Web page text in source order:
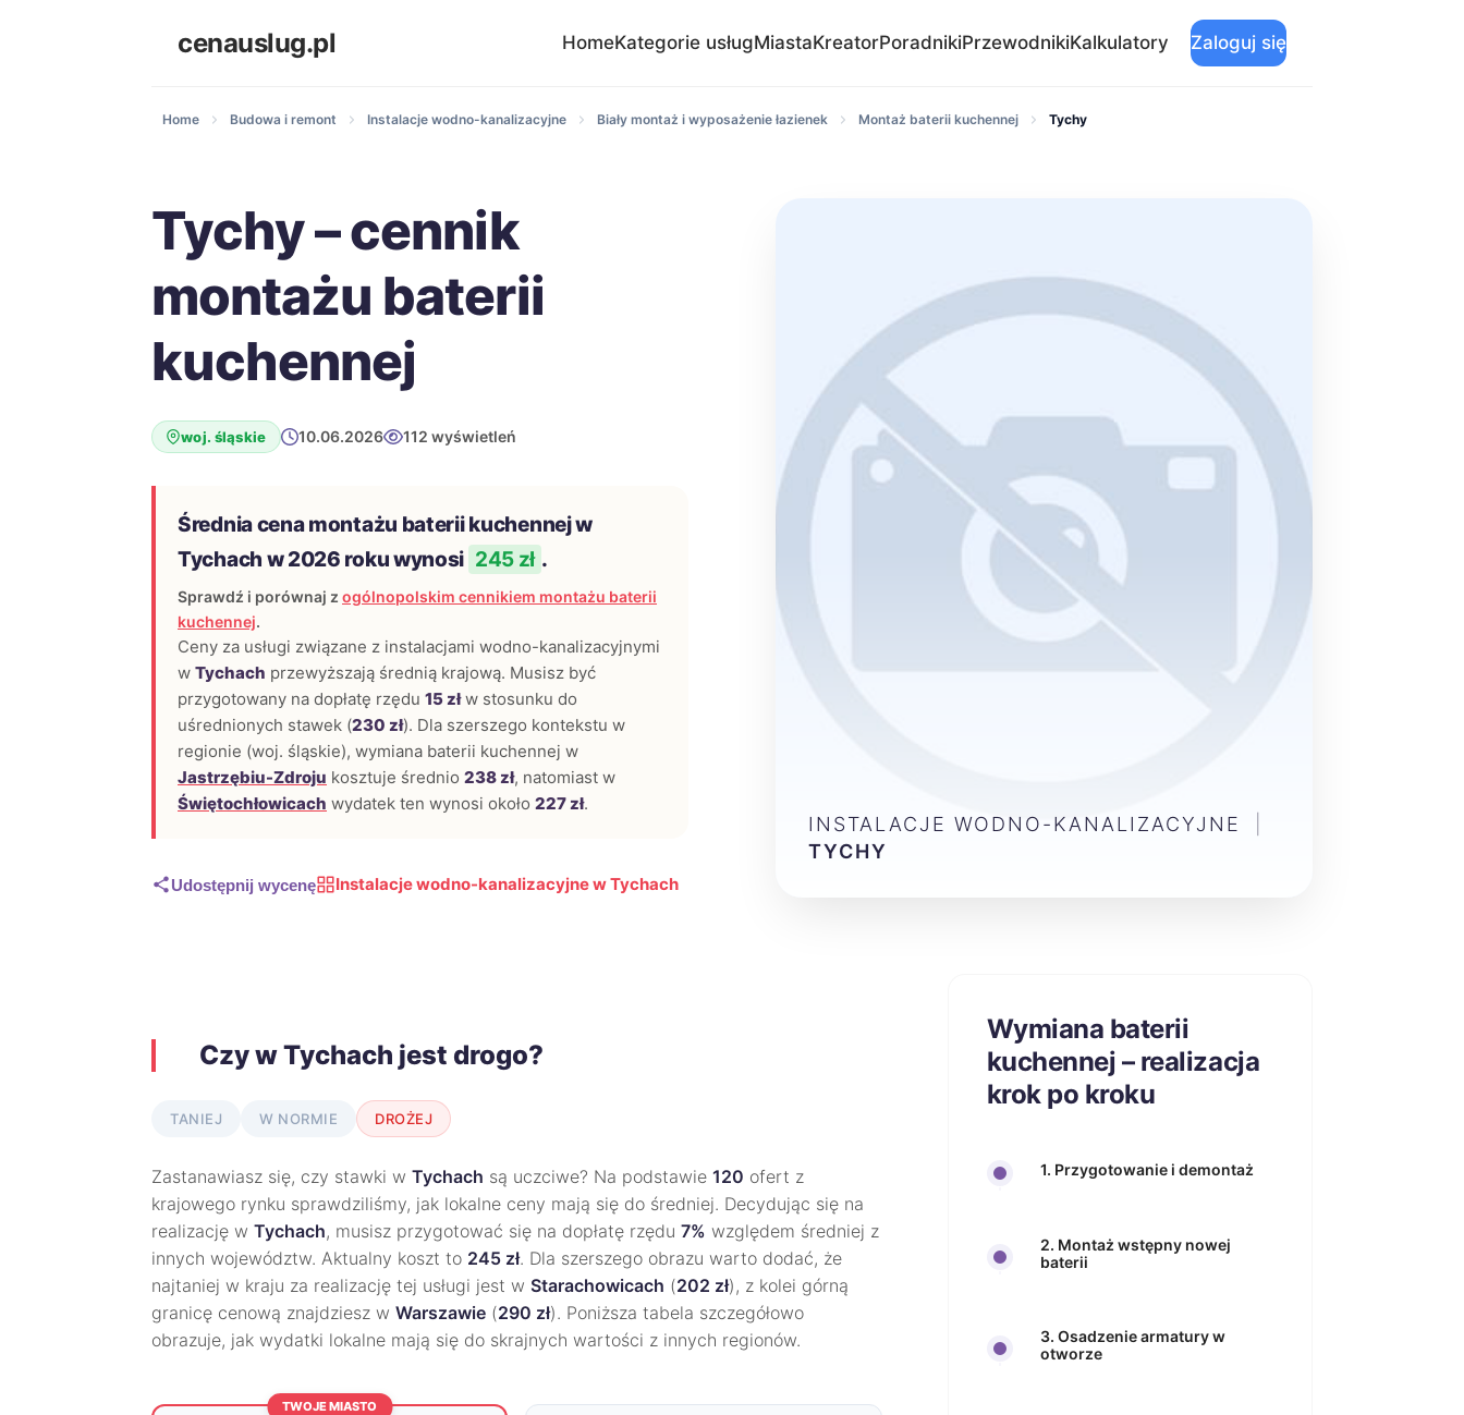
cenauslug.pl HomeKategorie usługMiastaKreatorPoradnikiPrzewodnikiKalkulatory Zaloguj się
Home Budowa i remont Instalacje wodno-kanalizacyjne Biały montaż i wyposażenie łazienek Montaż baterii kuchennej Tychy
Tychy – cennik
montażu baterii
kuchennej
woj. śląskie 10.06.2026 112 wyświetleń
Średnia cena montażu baterii kuchennej w
Tychach w 2026 roku wynosi 245 zł .
Sprawdź i porównaj z ogólnopolskim cennikiem montażu baterii
kuchennej.
Ceny za usługi związane z instalacjami wodno-kanalizacyjnymi
w Tychach przewyższają średnią krajową. Musisz być
przygotowany na dopłatę rzędu 15 złw stosunku do
uśrednionych stawek (230 zł). Dla szerszego kontekstu w
regionie (woj. śląskie), wymiana baterii kuchennej w
Jastrzębiu-Zdroju kosztuje średnio 238 zł, natomiast w
Świętochłowicach wydatek ten wynosi około 227 zł.
Udostępnij wycenę Instalacje wodno-kanalizacyjne w Tychach
INSTALACJE WODNO-KANALIZACYJNE
TYCHY
Czy w Tychach jest drogo?
TANIEJ W NORMIE DROŻEJ
Zastanawiasz się, czy stawki w Tychach są uczciwe? Na podstawie 120 ofert z
krajowego rynku sprawdziliśmy, jak lokalne ceny mają się do średniej. Decydując się na
realizację w Tychach, musisz przygotować się na dopłatę rzędu 7% względem średniej z
innych województw. Aktualny koszt to 245 zł. Dla szerszego obrazu warto dodać, że
najtaniej w kraju za realizację tej usługi jest w Starachowicach (202 zł), z kolei górną
granicę cenową znajdziesz w Warszawie (290 zł). Poniższa tabela szczegółowo
obrazuje, jak wydatki lokalne mają się do skrajnych wartości z innych regionów.
TWOJE MIASTO
Wymiana baterii
kuchennej – realizacja
krok po kroku
1. Przygotowanie i demontaż
2. Montaż wstępny nowej
baterii
3. Osadzenie armatury w
otworze